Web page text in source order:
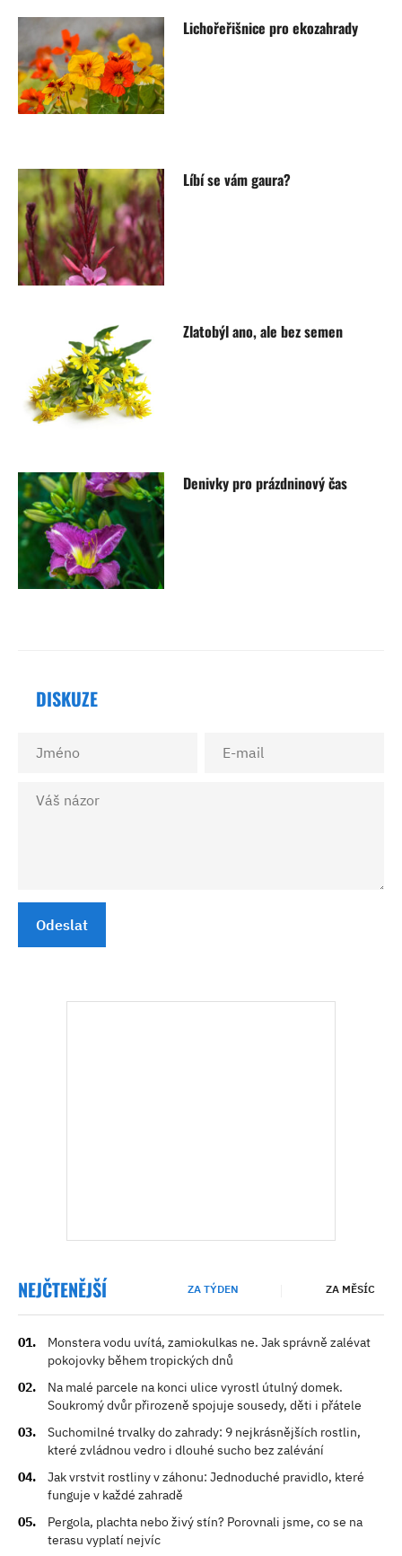
Lichořeřišnice pro ekozahrady
Líbí se vám gaura?
Zlatobýl ano, ale bez semen
Denivky pro prázdninový čas
DISKUZE
Odeslat
NEJČTENĚJŠÍ ZA TÝDEN ZA MĚSÍC
Monstera vodu uvítá, zamiokulkas ne. Jak správně zalévat
pokojovky během tropických dnů
Na malé parcele na konci ulice vyrostl útulný domek.
Soukromý dvůr přirozeně spojuje sousedy, děti i přátele
Suchomilné trvalky do zahrady: 9 nejkrásnějších rostlin,
které zvládnou vedro i dlouhé sucho bez zalévání
Jak vrstvit rostliny v záhonu: Jednoduché pravidlo, které
funguje v každé zahradě
Pergola, plachta nebo živý stín? Porovnali jsme, co se na
terasu vyplatí nejvíc